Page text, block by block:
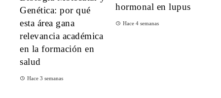
Genética: por qué
esta área gana
relevancia académica
en la formación en
salud
Hace 3 semanas
hormonal en lupus
Hace 4 semanas